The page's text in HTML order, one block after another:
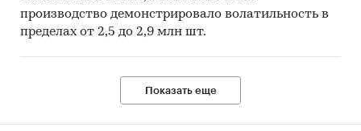
производство демонстрировало волатильность в
пределах от 2,5 до 2,9 млн шт.
Показать еще